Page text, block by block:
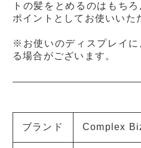
トの髪をとめるのはもち
ポイントとしてお使いいた
※お使いのディスプレイに
る場合がございます。
ブランド Complex